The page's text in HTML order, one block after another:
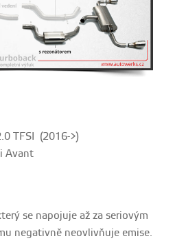
TFSI (2016->)
Avant
se napojuje až za seriovým
negativně neovlivňuje emise.